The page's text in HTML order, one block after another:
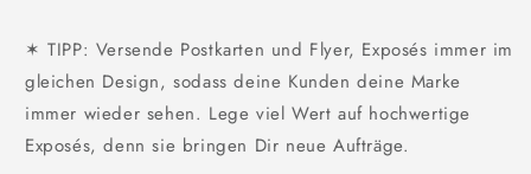
✶ TIPP: Versende Postkarten und Flyer, Exposés immer im
gleichen Design, sodass deine Kunden deine Marke
immer wieder sehen. Lege viel Wert auf hochwertige
Exposés, denn sie bringen Dir neue Aufträge.